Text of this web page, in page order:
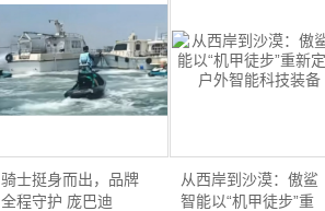
骑士挺身而出，品牌
全程守护 庞巴迪
从西岸到沙漠：傲鲨
智能以“机甲徒步”重